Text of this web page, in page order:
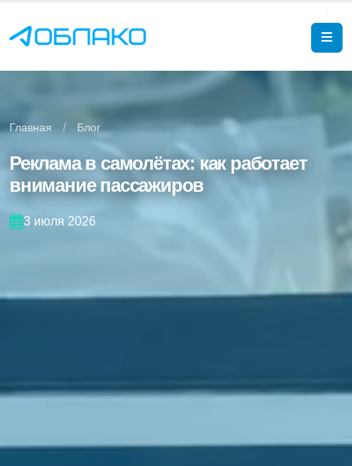
Главная / Блог
Реклама в самолётах: как работает
внимание пассажиров
3 июля 2026